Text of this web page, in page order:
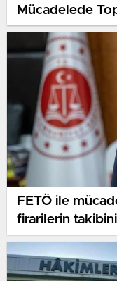
Mücadelede
Yaptı
FETÖ ile
firarilerin